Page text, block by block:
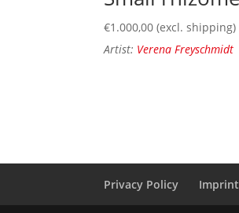
€1.000,00 (excl. shipping)
Artist: Verena Freyschmidt
Privacy Policy Imprint